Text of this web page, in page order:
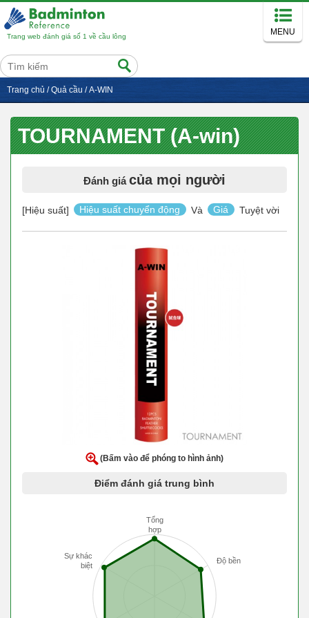
Trang web đánh giá số 1 về cầu lông MENU
Trang chủ /Quả cầu /A-WIN
TOURNAMENT (A-win)
Đánh giácủa mọi người
[Hiệu suất] Hiệu suất chuyển động Và Giá Tuyệt vời
(Bấm vào để phóng to hình ảnh)
Điểm đánh giá trung bình
Tổng
hợp
Độ bền
Sự khác
biệt